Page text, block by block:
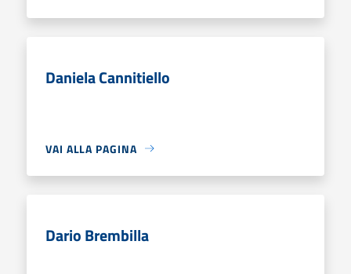
Daniela Cannitiello
VAI ALLA PAGINA
Dario Brembilla